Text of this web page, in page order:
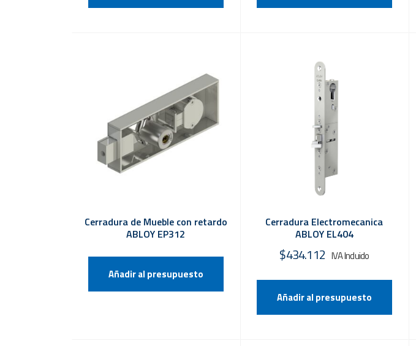
Cerradura de Mueble con retardo
ABLOY EP312
Añadir al presupuesto
Cerradura Electromecanica
ABLOY EL404
$434.112
Añadir al presupuesto